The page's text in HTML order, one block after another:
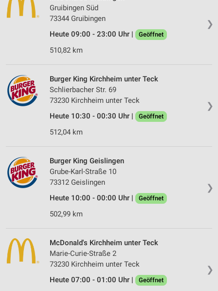
❯
Gruibingen Süd
73344 Gruibingen
Heute 09:00 - 23:00 Uhr |
Geöffnet
510,82 km
❯
Burger King Kirchheim unter Teck
Schlierbacher Str. 69
73230 Kirchheim unter Teck
Heute 10:30 - 00:30 Uhr |
Geöffnet
512,04 km
❯
Burger King Geislingen
Grube-Karl-Straße 10
73312 Geislingen
Heute 10:00 - 00:00 Uhr |
Geöffnet
502,99 km
❯
McDonald's Kirchheim unter Teck
Marie-Curie-Straße 2
73230 Kirchheim unter Teck
Heute 07:00 - 01:00 Uhr |
Geöffnet